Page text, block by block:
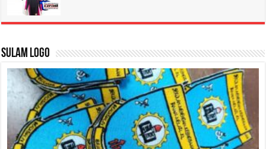
Sulam Logo